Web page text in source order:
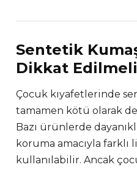
Sentetik
Dikkat
Çocuk kıyafetlerinde
tamamen kötü olarak
Bazı ürünlerde
koruma amacıyla farklı
kullanılabilir. Ancak